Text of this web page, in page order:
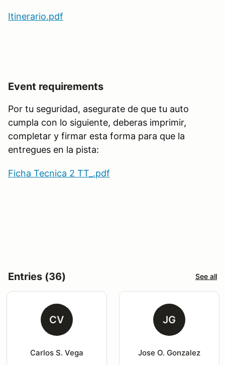
Itinerario.pdf
Event requirements
Por tu seguridad, asegurate de que tu auto
cumpla con lo siguiente, deberas imprimir,
completar y firmar esta forma para que la
entregues en la pista:
Ficha Tecnica 2 TT_.pdf
Entries (36) See all
CV
Carlos S. Vega
JG
Jose O. Gonzalez